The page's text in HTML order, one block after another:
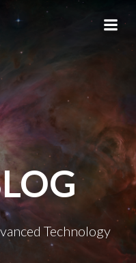
Technology